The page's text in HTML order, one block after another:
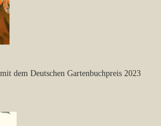
dem Deutschen Gartenbuchpreis 2023